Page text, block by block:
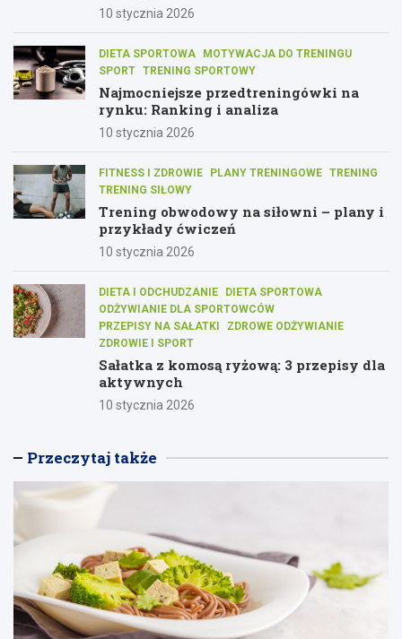
10 stycznia 2026
DIETA SPORTOWA
MOTYWACJA DO TRENINGU
SPORT TRENING SPORTOWY
Najmocniejsze przedtreningówki na
rynku: Ranking i analiza
10 stycznia 2026
FITNESS I ZDROWIE PLANY TRENINGOWE TRENING
TRENING SIŁOWY
Trening obwodowy na siłowni – plany i
przykłady ćwiczeń
10 stycznia 2026
DIETA I ODCHUDZANIE
DIETA SPORTOWA
ODŻYWIANIE DLA SPORTOWCÓW
PRZEPISY NA SAŁATKI
ZDROWE ODŻYWIANIE
ZDROWIE I SPORT
Sałatka z komosą ryżową: 3 przepisy dla
aktywnych
10 stycznia 2026
Przeczytaj także